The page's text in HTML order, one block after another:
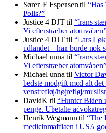
Søren F Espensen til “Has
Polls?”
Justice 4 DJT til “Irans
Vi efterstræber atomvåben”
Justice 4 DJT til “Lars
udlandet – han burde nok
Michael unna til “Irans
Vi efterstræber atomvåben”
Michael unna til Victor
bedste modgift mod alt
venstrefløj/højrefløj/
DavidK til “Hunter Biden
penge. Ubetalte
Henrik Wegmann til “The
medicinmaffiaen i USA